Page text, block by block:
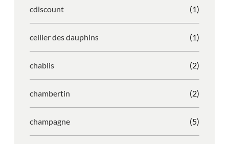
cdiscount (1)
cellier des dauphins (1)
chablis (2)
chambertin (2)
champagne (5)